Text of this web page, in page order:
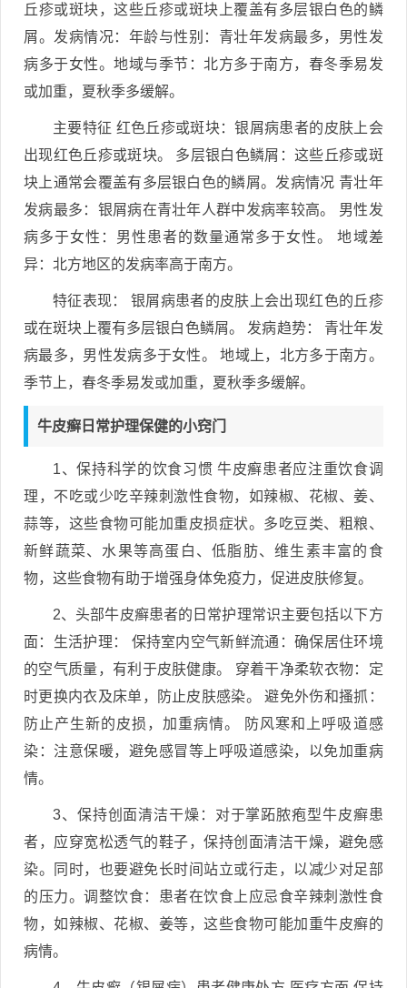
丘疹或斑块，这些丘疹或斑块上覆盖有多层银白色的鳞
屑。发病情况：年龄与性别：青壮年发病最多，男性发
病多于女性。地域与季节：北方多于南方，春冬季易发
或加重，夏秋季多缓解。
主要特征 红色丘疹或斑块：银屑病患者的皮肤上会
出现红色丘疹或斑块。 多层银白色鳞屑：这些丘疹或斑
块上通常会覆盖有多层银白色的鳞屑。发病情况 青壮年
发病最多：银屑病在青壮年人群中发病率较高。 男性发
病多于女性：男性患者的数量通常多于女性。 地域差
异：北方地区的发病率高于南方。
特征表现： 银屑病患者的皮肤上会出现红色的丘疹
或在斑块上覆有多层银白色鳞屑。 发病趋势： 青壮年发
病最多，男性发病多于女性。 地域上，北方多于南方。
季节上，春冬季易发或加重，夏秋季多缓解。
牛皮癣日常护理保健的小窍门
1、保持科学的饮食习惯 牛皮癣患者应注重饮食调
理，不吃或少吃辛辣刺激性食物，如辣椒、花椒、姜、
蒜等，这些食物可能加重皮损症状。多吃豆类、粗粮、
新鲜蔬菜、水果等高蛋白、低脂肪、维生素丰富的食
物，这些食物有助于增强身体免疫力，促进皮肤修复。
2、头部牛皮癣患者的日常护理常识主要包括以下方
面：生活护理： 保持室内空气新鲜流通：确保居住环境
的空气质量，有利于皮肤健康。 穿着干净柔软衣物：定
时更换内衣及床单，防止皮肤感染。 避免外伤和搔抓：
防止产生新的皮损，加重病情。 防风寒和上呼吸道感
染：注意保暖，避免感冒等上呼吸道感染，以免加重病
情。
3、保持创面清洁干燥：对于掌跖脓疱型牛皮癣患
者，应穿宽松透气的鞋子，保持创面清洁干燥，避免感
染。同时，也要避免长时间站立或行走，以减少对足部
的压力。调整饮食：患者在饮食上应忌食辛辣刺激性食
物，如辣椒、花椒、姜等，这些食物可能加重牛皮癣的
病情。